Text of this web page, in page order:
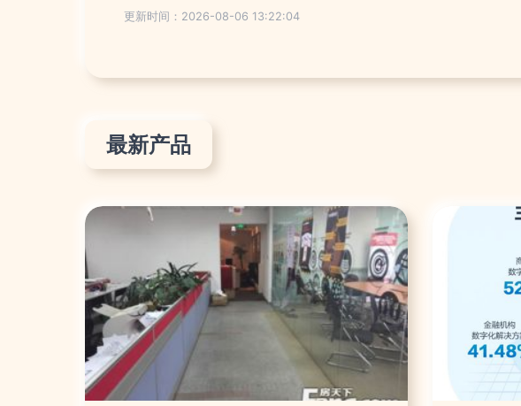
更新时间：2026-08-06 13:22:04
最新产品